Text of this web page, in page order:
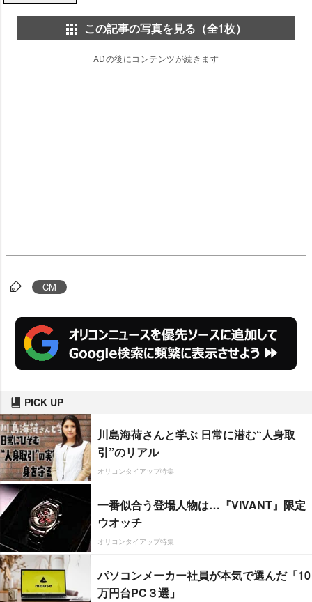
この記事の写真を見る（全1枚）
ADの後にコンテンツが続きます
CM
PICK UP
川島海荷さんと学ぶ 日常に潜む“人身取
引”のリアル
オリコンタイアップ特集
一番似合う登場人物は…『VIVANT』限定
ウオッチ
オリコンタイアップ特集
パソコンメーカー社員が本気で選んだ「10
万円台PC３選」